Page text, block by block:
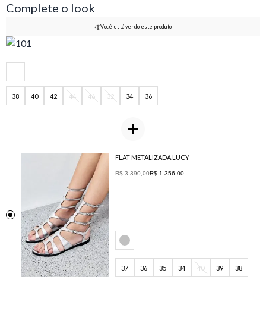
Complete o look
Você está vendo este produto
38 40 42 44 46 32 34 36
FLAT METALIZADA LUCY
R$ 3.390,00R$ 1.356,00
37 36 35 34 40 39 38